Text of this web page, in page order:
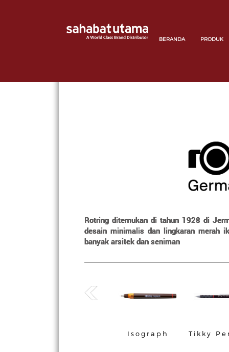
BERANDA PRODUK
Rotring ditemukan di tahun 1928 di
desain minimalis dan lingkaran merah
banyak arsitek dan seniman
Isograph Tikky